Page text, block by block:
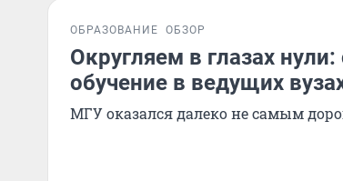
ОБРАЗОВАНИЕ ОБЗОР
Округляем в глазах
обучение в ведущих
МГУ оказался далеко не самым